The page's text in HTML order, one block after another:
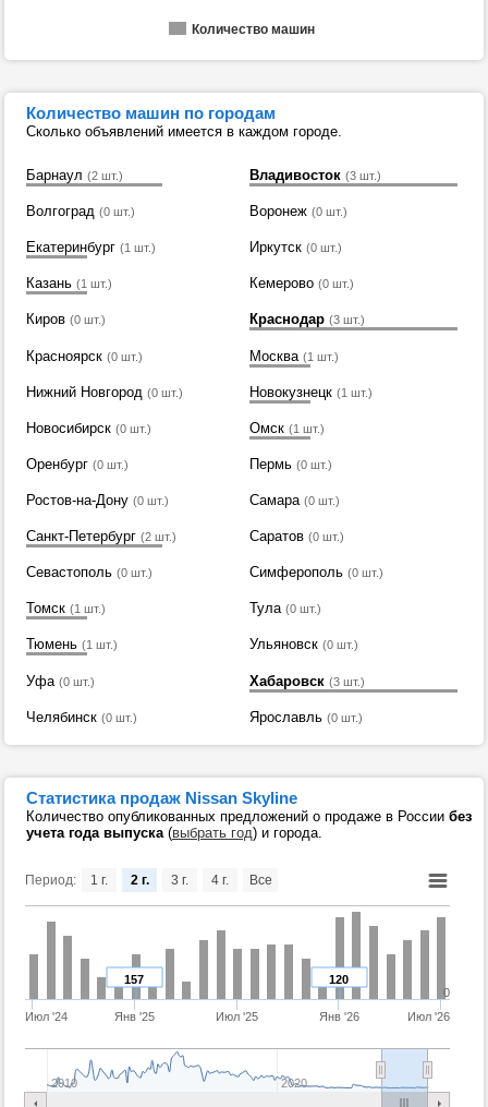
Количество машин
Количество машин по городам
Сколько объявлений имеется в каждом городе.
Барнаул (2 шт.) Владивосток (3 шт.)
Волгоград (0 шт.) Воронеж (0 шт.)
Екатеринбург (1 шт.) Иркутск (0 шт.)
Казань (1 шт.) Кемерово (0 шт.)
Киров (0 шт.) Краснодар (3 шт.)
Красноярск (0 шт.) Москва (1 шт.)
Нижний Новгород (0 шт.) Новокузнецк (1 шт.)
Новосибирск (0 шт.) Омск (1 шт.)
Оренбург (0 шт.) Пермь (0 шт.)
Ростов-на-Дону (0 шт.) Самара (0 шт.)
Санкт-Петербург (2 шт.) Саратов (0 шт.)
Севастополь (0 шт.) Симферополь (0 шт.)
Томск (1 шт.) Тула (0 шт.)
Тюмень (1 шт.) Ульяновск (0 шт.)
Уфа (0 шт.) Хабаровск (3 шт.)
Челябинск (0 шт.) Ярославль (0 шт.)
Статистика продаж Nissan Skyline
Количество опубликованных предложений о продаже в России без
учета года выпуска(выбрать год) и города.
Период:
120
157
Июл '24 Янв '25 Июл '25 Янв '26 Июл '26
2010 2020
0
1 г. 2 г. 3 г. 4 г. Все